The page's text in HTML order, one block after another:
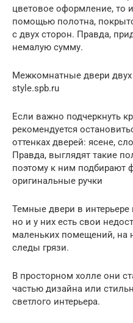
цветовое оформление, то
помощью полотна,
с двух сторон. Правда,
немалую сумму.
Межкомнатные двери
style.spb.ru
Если важно подчеркнуть
рекомендуется
оттенках дверей: ясене,
Правда, выглядят такие
поэтому к ним подбирают
оригинальные ручки
Темные двери в интерьере
но и у них есть свои
маленьких помещений, на
следы грязи.
В просторном холле они
частью дизайна или
светлого интерьера.